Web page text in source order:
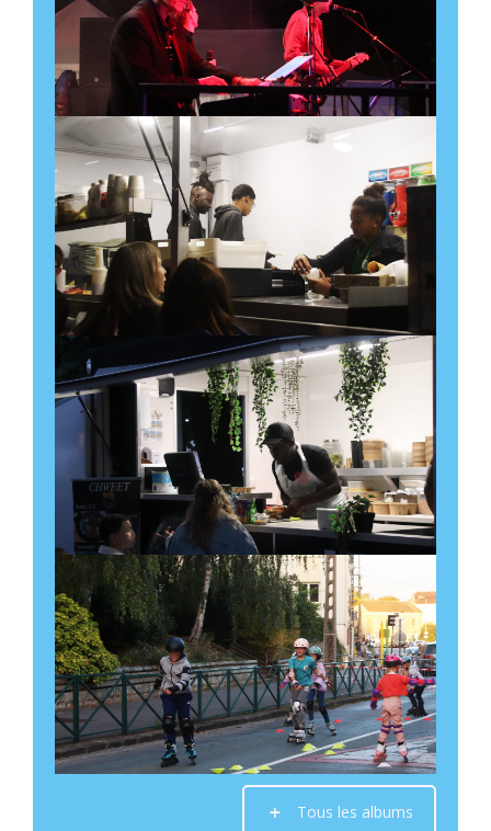
Découvrir l'évènement
Réunion mensuelle sur
l’allaitement maternel – La
Leche League
11 décembre à 10:30 -12:00
Récurrent Évènement (Voir tous les
événements)
Salle Mérantèse
Découvrir l'évènement
Réunion mensuelle surTous les albums